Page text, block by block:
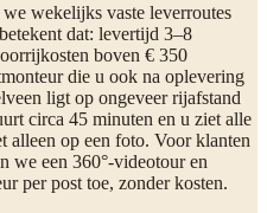
wekelijks vaste leverroutes
dat: levertijd 3–8
boven € 350
die u ook na oplevering
ligt op ongeveer rijafstand
circa 45 minuten en u ziet alle
alleen op een foto. Voor klanten
we een 360°-videotour en
per post toe, zonder kosten.